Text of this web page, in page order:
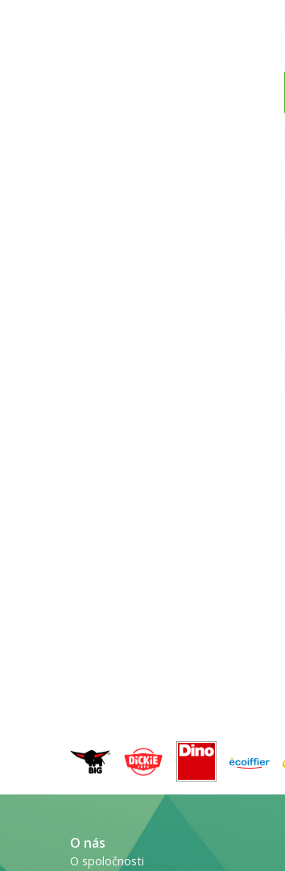
O nás
O spoločnosti